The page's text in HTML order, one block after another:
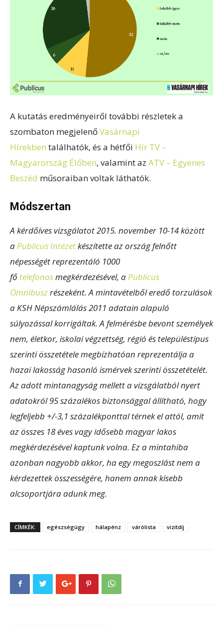
A kutatás eredményeiről további részletek a
szombaton megjelenőVasárnapi
Hírekben találhatók, és a hétfői Hír TV –
Magyarország Élőben, valamint az ATV – Egyenes
Beszéd műsoraiban voltak láthatók.
Módszertan
A kérdőíves vizsgálatot 2015. november 10-14 között
aPublicus Intézetkészítette az ország felnőtt
népességét reprezentáló 1000
fő telefonosmegkérdezésével, aPublicus
Omnibuszrészeként. A mintavételből eredő torzulások
a KSH Népszámlálás 2011 adatain alapuló
súlyozással korrigáltak. A felmérésbe bevont személyek
nem, életkor, iskolai végzettség, régió és településtípus
szerinti összetétele megbízhatóan reprezentálja a
hazai lakosság hasonló ismérvek szerinti összetételét.
Az adott mintanagyság mellett a vizsgálatból nyert
adatokról 95 százalékos biztonsággal állítható, hogy
legfeljebb +/-3,1 százalékponttal térnek el attól, amit
az összes 18 éves vagy idősebb magyar lakos
megkérdezésével kaptunk volna. Ez a mintahiba
azonban nagyobb akkor, ha egy megoszlást nem a
kérdezettek összességére, hanem annak kisebb
alcsoportjára adunk meg.
CÍMKÉK: egészségügy hálapénz várólista vizitdíj